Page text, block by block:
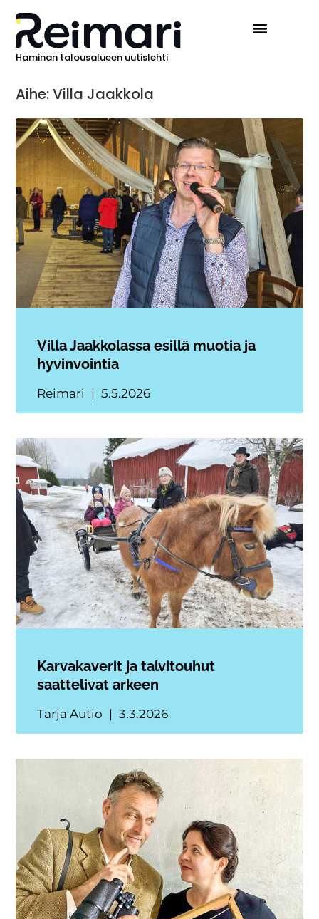
Haminan talousalueen uutislehti
Aihe: Villa Jaakkola
Villa Jaakkolassa esillä muotia ja
hyvinvointia
Reimari 5.5.2026
Karvakaverit ja talvitouhut
saattelivat arkeen
Tarja Autio 3.3.2026